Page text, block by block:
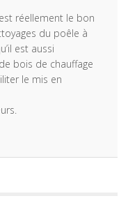
réellement le bon
du poêle à
est aussi
bois de chauffage
le mis en